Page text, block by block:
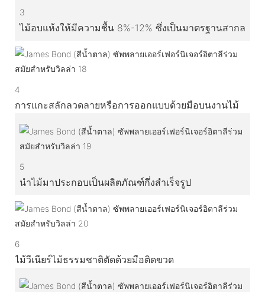
3
ไม้อบแห้งให้มีความชื้น 8%-12% ซึ่งเป็นมาตรฐานสากล
4
การแกะสลักลวดลายหรือการออกแบบด้วยมือบนงานไม้
5
นำไม้มาประกอบเป็นผลิตภัณฑ์กึ่งสำเร็จรูป
6
ไม้วีเนียร์ไม้ธรรมชาติตัดด้วยมือติดขวด